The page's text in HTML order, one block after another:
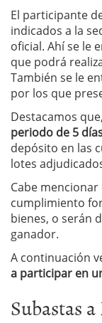
El participante
indicados a la
oficial. Ahí se le
que podrá
También se le
por los que
Destacamos
periodo de 5
depósito en las
lotes
Cabe
cumplimiento
bienes, o serán
ganador.
A continuación
a participar en
Subastas